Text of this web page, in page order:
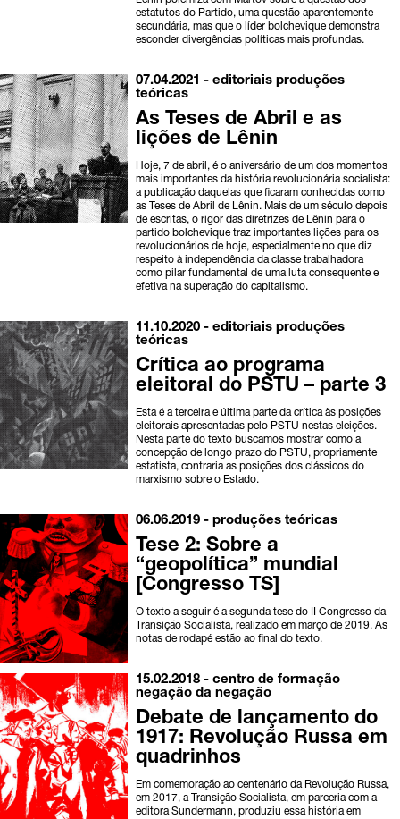
estatutos do Partido, uma questão aparentemente
secundária, mas que o líder bolchevique demonstra
esconder divergências políticas mais profundas.
07.04.2021 -editoriais produções
teóricas
As Teses de Abril e as
lições de Lênin
Hoje, 7 de abril, é o aniversário de um dos momentos
mais importantes da história revolucionária socialista:
a publicação daquelas que ficaram conhecidas como
as Teses de Abril de Lênin. Mais de um século depois
de escritas, o rigor das diretrizes de Lênin para o
partido bolchevique traz importantes lições para os
revolucionários de hoje, especialmente no que diz
respeito à independência da classe trabalhadora
como pilar fundamental de uma luta consequente e
efetiva na superação do capitalismo.
11.10.2020 -editoriais produções
teóricas
Crítica ao programa
eleitoral do PSTU – parte 3
Esta é a terceira e última parte da crítica às posições
eleitorais apresentadas pelo PSTU nestas eleições.
Nesta parte do texto buscamos mostrar como a
concepção de longo prazo do PSTU, propriamente
estatista, contraria as posições dos clássicos do
marxismo sobre o Estado.
06.06.2019 -produções teóricas
Tese 2: Sobre a
“geopolítica” mundial
[Congresso TS]
O texto a seguir é a segunda tese do II Congresso da
Transição Socialista, realizado em março de 2019. As
notas de rodapé estão ao final do texto.
15.02.2018 -centro de formação
negação da negação
Debate de lançamento do
1917: Revolução Russa em
quadrinhos
Em comemoração ao centenário da Revolução Russa,
em 2017, a Transição Socialista, em parceria com a
editora Sundermann, produziu essa história em